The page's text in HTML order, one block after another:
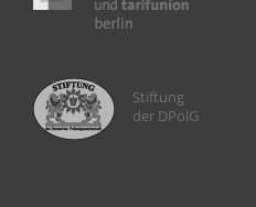
Stiftung
der DPolG